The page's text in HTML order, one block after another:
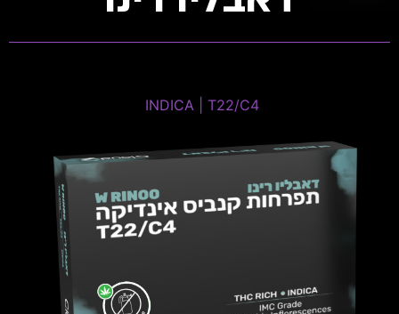
INDICA | T22/C4 ​
INDICA | T22/C4 ​
THC: 20%-24% | CBD: 0%-1%
טרפנים דומיננטים: Myrcene, Pinene, Terpinolene